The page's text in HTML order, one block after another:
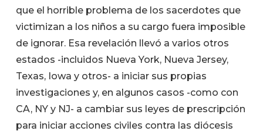
que el horrible problema de los sacerdotes que
victimizan a los niños a su cargo fuera imposible
de ignorar. Esa revelación llevó a varios otros
estados -incluidos Nueva York, Nueva Jersey,
Texas, Iowa y otros- a iniciar sus propias
investigaciones y, en algunos casos -como con
CA, NY y NJ- a cambiar sus leyes de prescripción
para iniciar acciones civiles contra las diócesis